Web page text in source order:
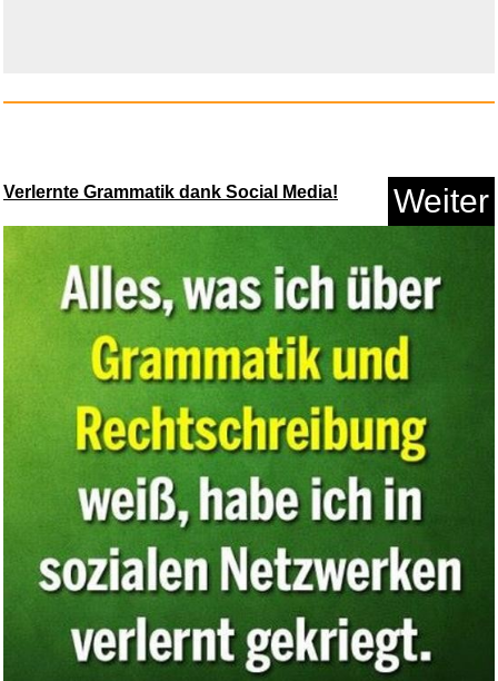
Anzeige
Witches of Brooklyn Series 4 B...
Verlernte Grammatik dank Social Media! Weiter